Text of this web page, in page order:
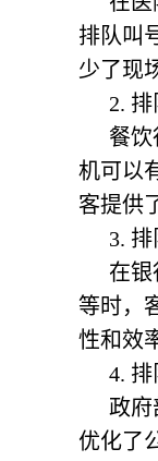
排队叫
少了现
2. 排
餐
机可以
客提供
3. 排
在
等时，
性和效
4. 排
政府
优化了